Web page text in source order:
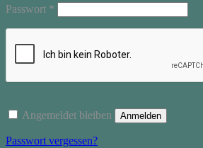
Passwort *
Angemeldet bleiben Anmelden
Passwort vergessen?